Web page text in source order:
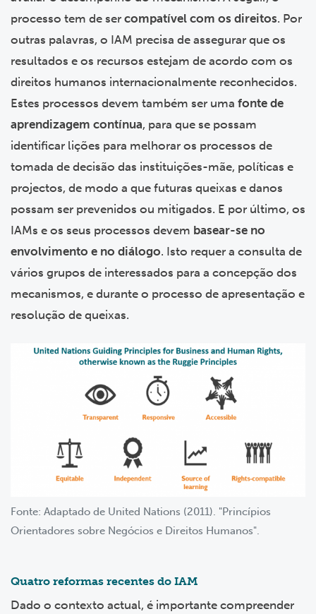
processo tem de ser compatível com os direitos. Por
outras palavras, o IAM precisa de assegurar que os
resultados e os recursos estejam de acordo com os
direitos humanos internacionalmente reconhecidos.
Estes processos devem também ser uma fonte de
aprendizagem contínua, para que se possam
identificar lições para melhorar os processos de
tomada de decisão das instituições-mãe, políticas e
projectos, de modo a que futuras queixas e danos
possam ser prevenidos ou mitigados. E por último, os
IAMs e os seus processos devem basear-se no
envolvimento e no diálogo. Isto requer a consulta de
vários grupos de interessados para a concepção dos
mecanismos, e durante o processo de apresentação e
resolução de queixas.
Fonte: Adaptado de United Nations (2011). "Princípios
Orientadores sobre Negócios e Direitos Humanos".
Quatro reformas recentes do IAM
Dado o contexto actual, é importante compreender